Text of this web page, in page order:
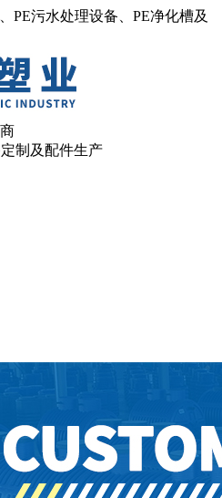
PE污水处理设备、PE净化槽及
制及配件生产